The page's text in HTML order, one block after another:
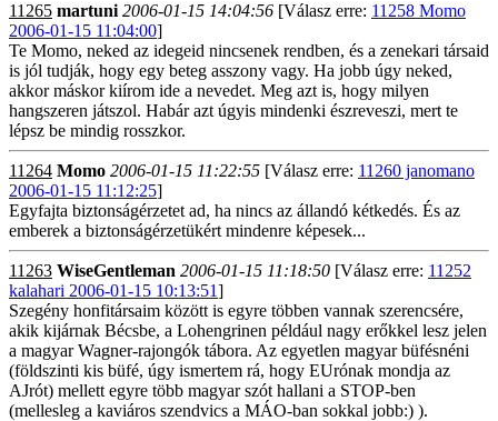
11265 martuni 2006-01-15 14:04:56 [Válasz erre: 11258 Momo
2006-01-15 11:04:00]
Te Momo, neked az idegeid nincsenek rendben, és a zenekari társaid
is jól tudják, hogy egy beteg asszony vagy. Ha jobb úgy neked,
akkor máskor kiírom ide a nevedet. Meg azt is, hogy milyen
hangszeren játszol. Habár azt úgyis mindenki észreveszi, mert te
lépsz be mindig rosszkor.
11264 Momo 2006-01-15 11:22:55 [Válasz erre: 11260 janomano
2006-01-15 11:12:25]
Egyfajta biztonságérzetet ad, ha nincs az állandó kétkedés. És az
emberek a biztonságérzetükért mindenre képesek...
11263 WiseGentleman 2006-01-15 11:18:50 [Válasz erre: 11252
kalahari 2006-01-15 10:13:51]
Szegény honfitársaim között is egyre többen vannak szerencsére,
akik kijárnak Bécsbe, a Lohengrinen például nagy erőkkel lesz jelen
a magyar Wagner-rajongók tábora. Az egyetlen magyar büfésnéni
(földszinti kis büfé, úgy ismertem rá, hogy EUrónak mondja az
AJrót) mellett egyre több magyar szót hallani a STOP-ben
(mellesleg a kaviáros szendvics a MÁO-ban sokkal jobb:) ).